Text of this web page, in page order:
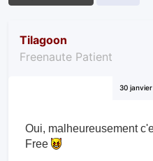
Tilagoon
Freenaute Patient
30
Oui, malheureusement
Free